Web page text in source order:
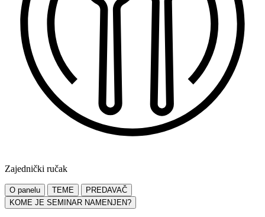
Zajednički ručak
O panelu TEME
PREDAVAČ
KOME JE SEMINAR NAMENJEN?